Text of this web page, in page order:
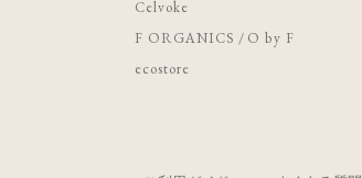
Celvoke
F ORGANICS / O by F
ecostore